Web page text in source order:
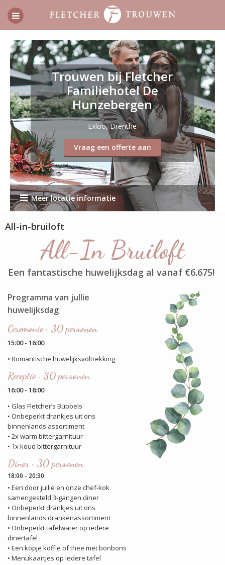
Trouwen bij Fletcher
Familiehotel De
Hunzebergen
Exloo, Drenthe
Vraag een offerte aan
Meer locatie informatie
All-in-bruiloft
All-In Bruiloft
Een fantastische huwelijksdag al vanaf €6.675!
Programma van jullie
huwelijksdag
Ceremonie • 30 personen
15:00 - 16:00
• Romantische huwelijksvoltrekking
Receptie • 30 personen
16:00 - 18:00
• Glas Fletcher’s Bubbels
• Onbeperkt drankjes uit ons
binnenlands assortiment
• 2x warm bittergarnituur
• 1x koud bittergarnituur
Diner • 30 personen
18:00 - 20:30
• Een door jullie en onze chef-kok
samengesteld 3-gangen diner
• Onbeperkt drankjes uit ons
binnenlands drankenassortiment
• Onbeperkt tafelwater op iedere
dinertafel
• Een kopje koffie of thee met bonbons
• Menukaartjes op iedere tafel